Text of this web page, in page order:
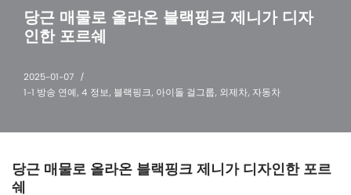
당근 매물로 올라온 블랙핑크 제니가 디자
인한 포르쉐
2025-01-07
1-1 방송 연예 , 4 정보, 블랙핑크, 아이돌 걸그룹, 외제차, 자동차
당근 매물로 올라온 블랙핑크 제니가 디자인한 포르
쉐